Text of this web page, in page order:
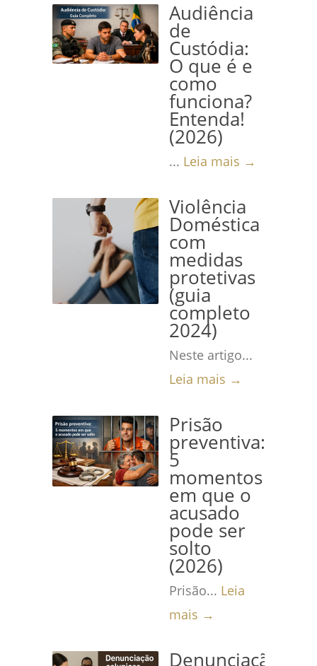
Audiência
de
Custódia:
O que é e
como
funciona?
Entenda!
(2026)
... Leia mais →
Violência
Doméstica
com
medidas
protetivas
(guia
completo
2024)
Neste artigo...
Leia mais →
Prisão
preventiva:
5
momentos
em que o
acusado
pode ser
solto
(2026)
Prisão... Leia
mais →
Denunciação